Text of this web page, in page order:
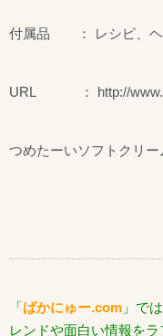
付属品 ： レシピ、ヘ
URL ： http://
つめたーいソフトクリ
「ばかにゅー.com 」で
レンドや面白い情報を